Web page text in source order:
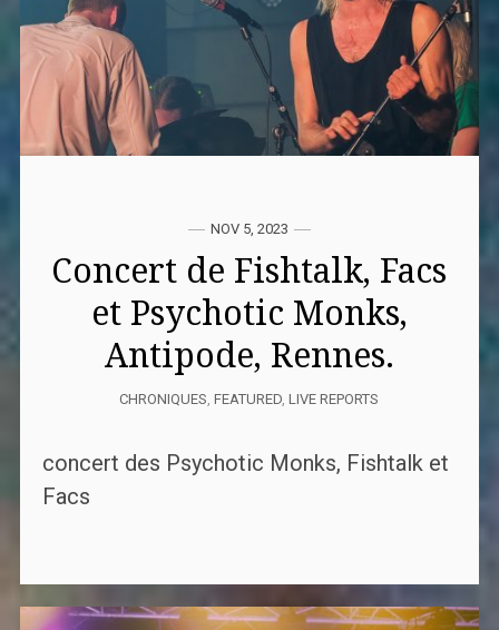
NOV 5, 2023
Concert de Fishtalk, Facs
et Psychotic Monks,
Antipode, Rennes.
CHRONIQUES,FEATURED,LIVE REPORTS
concert des Psychotic Monks, Fishtalk et
Facs